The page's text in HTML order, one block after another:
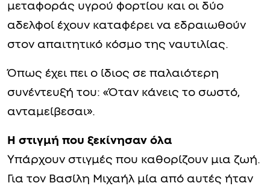
μεταφοράς υγρού φορτίου και οι δύο
αδελφοί έχουν καταφέρει να εδραιωθούν
στον απαιτητικό κόσμο της ναυτιλίας.
Όπως έχει πει ο ίδιος σε παλαιότερη
συνέντευξή του: «Όταν κάνεις το σωστό,
ανταμείβεσαι».
Η στιγμή που ξεκίνησαν όλα
Υπάρχουν στιγμές που καθορίζουν μια ζωή.
Για τον Βασίλη Μιχαήλ μία από αυτές ήταν